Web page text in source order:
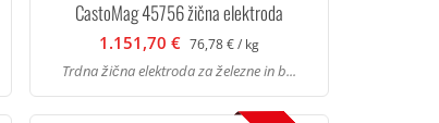
CastoMag 45756 žična elektroda
1.151,70 € 76,78 € / kg
Trdna žična elektroda za železne in b...